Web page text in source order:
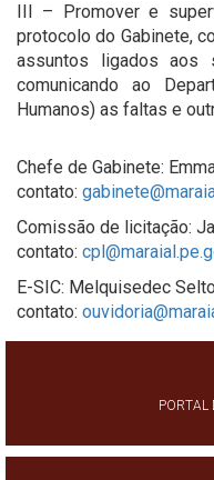
III – Promover e
protocolo do Gabinete,
assuntos ligados aos
comunicando ao
Humanos) as faltas e
Chefe de Gabinete:
contato:
Comissão de licitação:
contato:
E-SIC: Melquisedec
contato:
PORTAL